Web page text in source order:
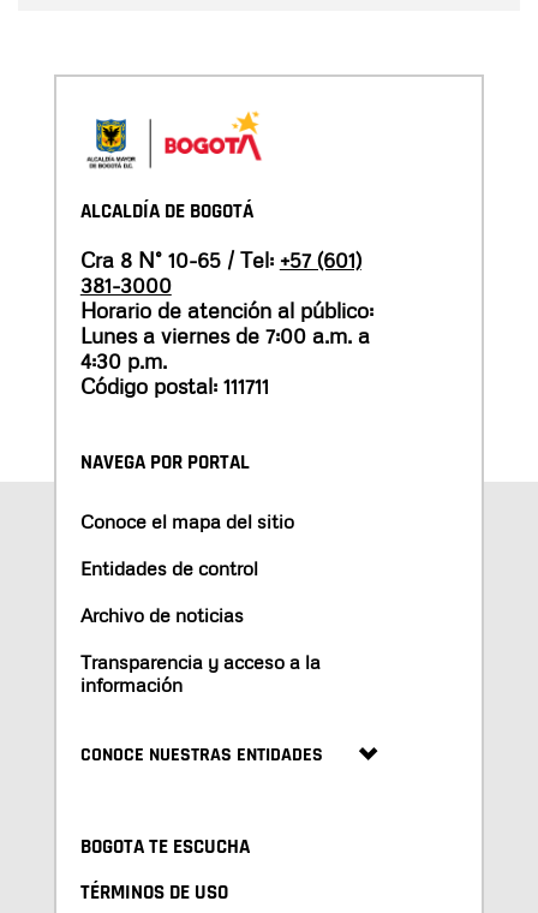
ALCALDÍA DE BOGOTÁ
Cra 8 N° 10-65 / Tel: +57 (601)
381-3000
Horario de atención al público:
Lunes a viernes de 7:00 a.m. a
4:30 p.m.
Código postal: 111711
NAVEGA POR PORTAL
Conoce el mapa del sitio
Entidades de control
Archivo de noticias
Transparencia y acceso a la
información
CONOCE NUESTRAS ENTIDADES
BOGOTA TE ESCUCHA
TÉRMINOS DE USO